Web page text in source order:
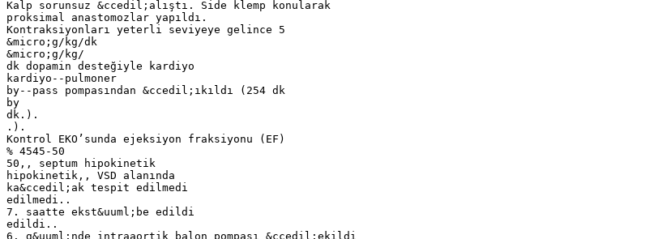
Kalp sorunsuz &ccedil;alıştı. Side klemp konularak
proksimal anastomozlar yapıldı.
Kontraksiyonları yeterli seviyeye gelince 5
&micro;g/kg/dk
&micro;g/kg/
dk dopamin desteğiyle kardiyo
kardiyo--pulmoner
by--pass pompasından &ccedil;ıkıldı (254 dk
by
dk.).
.).
Kontrol EKO’sunda ejeksiyon fraksiyonu (EF)
% 4545-50
50,, septum hipokinetik
hipokinetik,, VSD alanında
ka&ccedil;ak tespit edilmedi
edilmedi..
7. saatte ekst&uuml;be edildi
edildi..
6. g&uuml;nde intraaortik balon pompası &ccedil;ekildi